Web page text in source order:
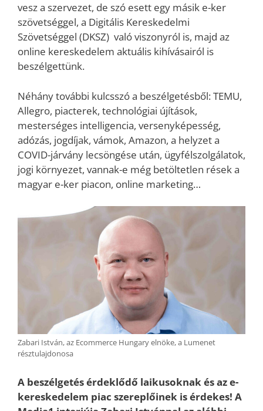
vesz a szervezet, de szó esett egy másik e-ker
szövetséggel, a Digitális Kereskedelmi
Szövetséggel (DKSZ) való viszonyról is, majd az
online kereskedelem aktuális kihívásairól is
beszélgettünk.
Néhány további kulcsszó a beszélgetésből: TEMU,
Allegro, piacterek, technológiai újítások,
mesterséges intelligencia, versenyképesség,
adózás, jogdíjak, vámok, Amazon, a helyzet a
COVID-járvány lecsöngése után, ügyfélszolgálatok,
jogi környezet, vannak-e még betöltetlen rések a
magyar e-ker piacon, online marketing…
Zabari István, az Ecommerce Hungary elnöke, a Lumenet
résztulajdonosa
A beszélgetés érdeklődő laikusoknak és az e-
kereskedelem piac szereplőinek is érdekes! A